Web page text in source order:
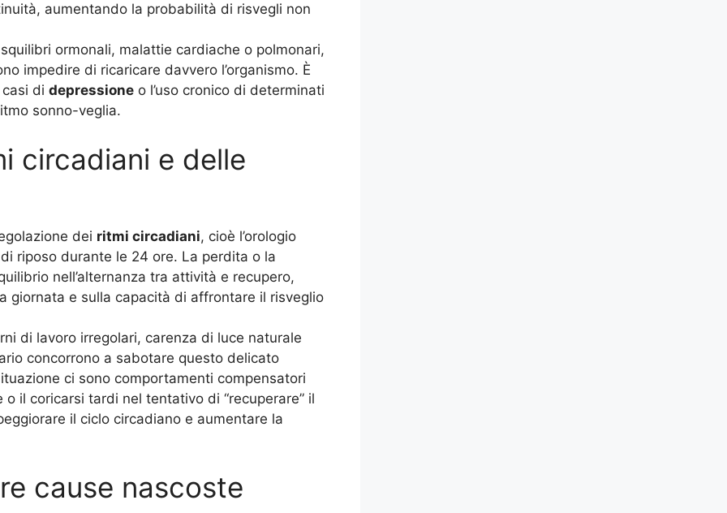
aumentando la probabilità di risvegli non
ormonali, malattie cardiache o polmonari,
impedire di ricaricare davvero l’organismo. È
di depressione o l’uso cronico di determinati
sonno-veglia.
circadiani e delle
dei ritmi circadiani, cioè l’orologio
riposo durante le 24 ore. La perdita o la
nell’alternanza tra attività e recupero,
giornata e sulla capacità di affrontare il risveglio
di lavoro irregolari, carenza di luce naturale
concorrono a sabotare questo delicato
ci sono comportamenti compensatori
il coricarsi tardi nel tentativo di “recuperare” il
il ciclo circadiano e aumentare la
cause nascoste